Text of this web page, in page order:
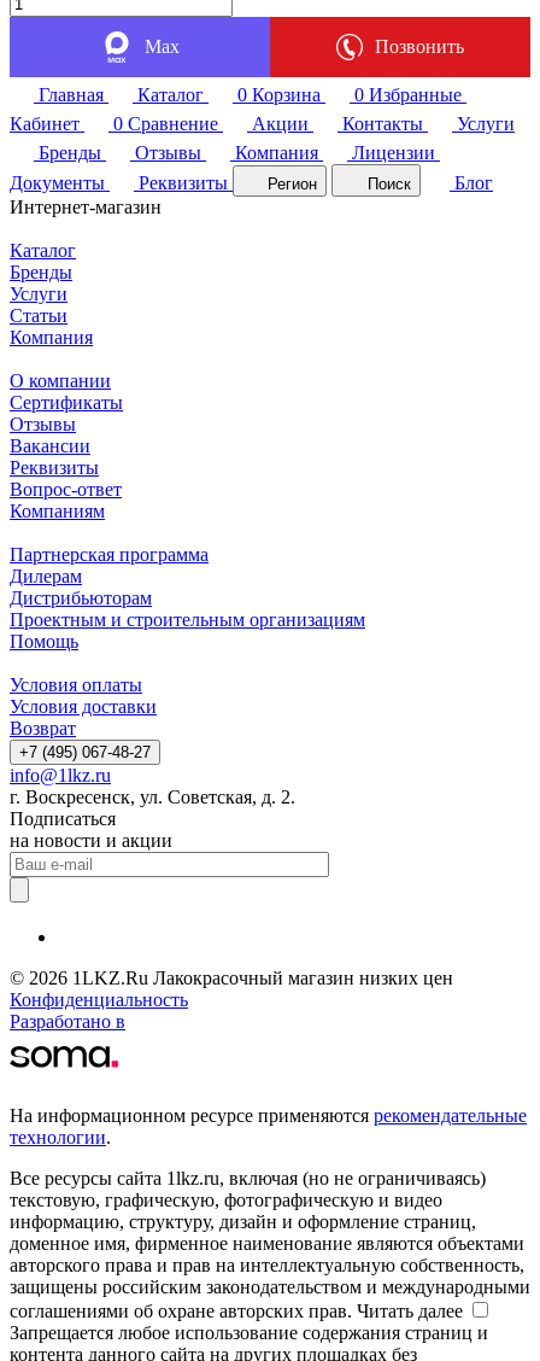
Max Позвонить
Главная Каталог 0 Корзина 0 Избранные
Кабинет
0 Сравнение Акции Контакты
Услуги
Бренды
Отзывы Компания
Лицензии
Документы
Реквизиты Регион Поиск
Блог
Интернет-магазин
Каталог
Бренды
Услуги
Статьи
Компания
О компании
Сертификаты
Отзывы
Вакансии
Реквизиты
Вопрос-ответ
Компаниям
Партнерская программа
Дилерам
Дистрибьюторам
Проектным и строительным организациям
Помощь
Условия оплаты
Условия доставки
Возврат
+7 (495) 067-48-27
info@1lkz.ru
г. Воскресенск, ул. Советская, д. 2.
Подписаться
на новости и акции
© 2026 1LKZ.Ru Лакокрасочный магазин низких цен
Конфиденциальность
Разработано в
На информационном ресурсе применяются рекомендательные
технологии.
Все ресурсы сайта 1lkz.ru, включая (но не ограничиваясь)
текстовую, графическую, фотографическую и видео
информацию, структуру, дизайн и оформление страниц,
доменное имя, фирменное наименование являются объектами
авторского права и прав на интеллектуальную собственность,
защищены российским законодательством и международными
соглашениями об охране авторских прав. Читать далее
Запрещается любое использование содержания страниц и
контента данного сайта на других площадках без